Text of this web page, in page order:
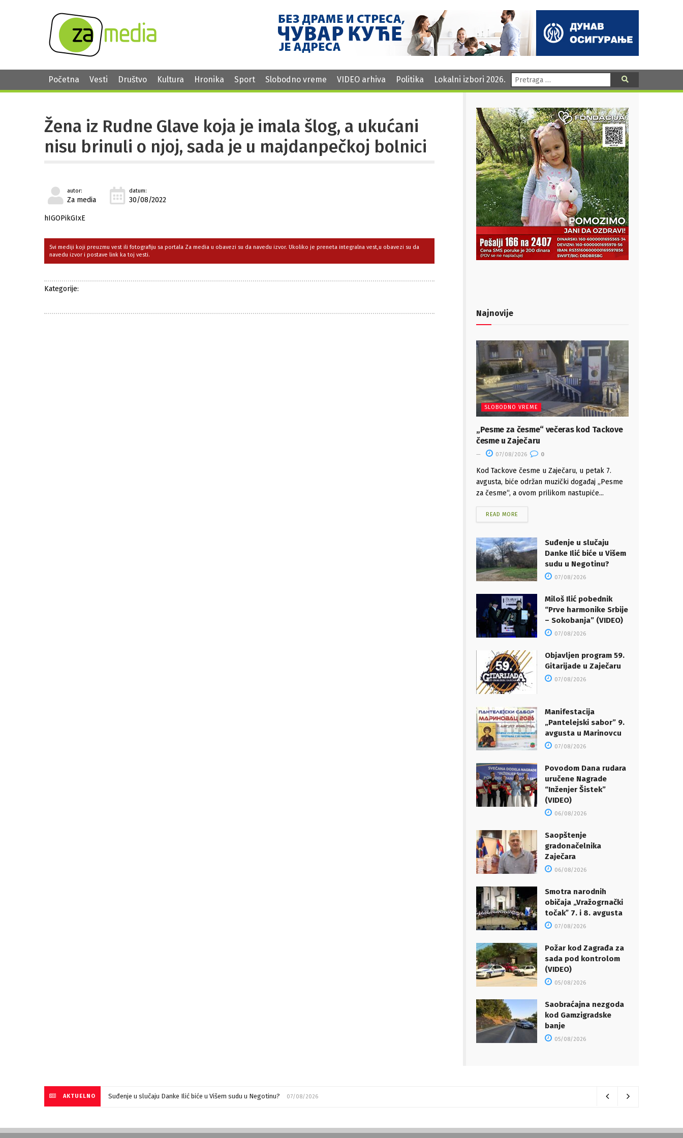
Početna Vesti Društvo Kultura Hronika Sport Slobodno vreme VIDEO arhiva Politika Lokalni izbori 2026. Pretraga:
Žena iz Rudne Glave koja je imala šlog, a ukućani
nisu brinuli o njoj, sada je u majdanpečkoj bolnici
autor:
Za media
datum:
30/08/2022
hIGOPikGIxE
Svi mediji koji preuzmu vest ili fotografiju sa portala Za media u obavezi su da navedu izvor. Ukoliko je preneta integralna vest,u obavezi su da
navedu izvor i postave link ka toj vesti.
Kategorije:
Najnovije
SLOBODNO VREME
„Pesme za česme“ večeras kod Tackove
česme u Zaječaru
07/08/2026 0
Kod Tackove česme u Zaječaru, u petak 7.
avgusta, biće održan muzički događaj „Pesme
za česme“, a ovom prilikom nastupiće...
READ MORE
Suđenje u slučaju
Danke Ilić biće u Višem
sudu u Negotinu?
07/08/2026
Miloš Ilić pobednik
“Prve harmonike Srbije
– Sokobanja” (VIDEO)
07/08/2026
Objavljen program 59.
Gitarijade u Zaječaru
07/08/2026
Manifestacija
„Pantelejski sabor” 9.
avgusta u Marinovcu
07/08/2026
Povodom Dana rudara
uručene Nagrade
“Inženjer Šistek”
(VIDEO)
06/08/2026
Saopštenje
gradonačelnika
Zaječara
06/08/2026
Smotra narodnih
običaja „Vražogrnački
točakˮ 7. i 8. avgusta
07/08/2026
Požar kod Zagrađa za
sada pod kontrolom
(VIDEO)
05/08/2026
Saobraćajna nezgoda
kod Gamzigradske
banje
05/08/2026
AKTUELNO Suđenje u slučaju Danke Ilić biće u Višem sudu u Negotinu? 07/08/2026